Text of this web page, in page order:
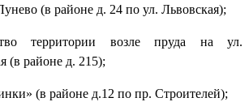
(в районе д. 24 по ул. Львовская);
территории возле пруда на ул.
(в районе д. 215);
(в районе д.12 по пр. Строителей);